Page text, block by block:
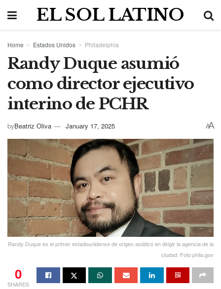
EL SOL LATINO
Home Estados Unidos Philadelphia
Randy Duque asumió
como director ejecutivo
interino de PCHR
byBeatriz Oliva January 17, 2025 AA
Randy Duque es el primer estadounidense de origen asiático en dirigir la agencia de la
ciudad. Foto phila.gov
0
SHARES